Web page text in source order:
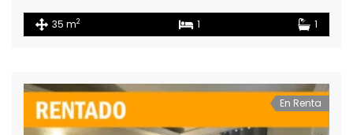
35 m2 1 1
En Renta